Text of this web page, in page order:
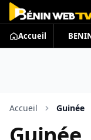
Accueil
Accueil Guinée